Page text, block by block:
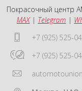
Покрасочный центр
MAX| Telegram |
+7 (925) 525-
+7 (925) 525-